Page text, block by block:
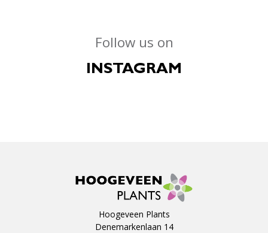
Follow us on
INSTAGRAM
Hoogeveen Plants
Denemarkenlaan 14